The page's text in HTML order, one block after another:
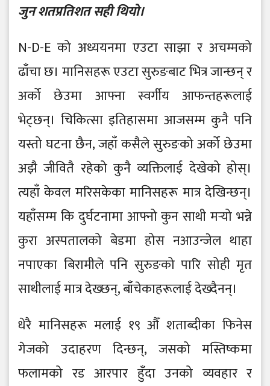
जुन शतप्रतिशत सही थियो।
N-D-E को अध्ययनमा एउटा साझा र अचम्मको
ढाँचा छ। मानिसहरू एउटा सुरुङबाट भित्र जान्छन् र
अर्को छेउमा आफ्ना स्वर्गीय आफन्तहरूलाई
भेट्छन्। चिकित्सा इतिहासमा आजसम्म कुनै पनि
यस्तो घटना छैन, जहाँ कसैले सुरुङको अर्को छेउमा
अझै जीवितै रहेको कुनै व्यक्तिलाई देखेको होस्।
त्यहाँ केवल मरिसकेका मानिसहरू मात्र देखिन्छन्।
यहाँसम्म कि दुर्घटनामा आफ्नो कुन साथी मर्‍यो भन्ने
कुरा अस्पतालको बेडमा होस नआउन्जेल थाहा
नपाएका बिरामीले पनि सुरुङको पारि सोही मृत
साथीलाई मात्र देख्छन्, बाँचेकाहरूलाई देख्दैनन्।
धेरै मानिसहरू मलाई १९ औँ शताब्दीका फिनेस
गेजको उदाहरण दिन्छन्, जसको मस्तिष्कमा
फलामको रड आरपार हुँदा उनको व्यवहार र